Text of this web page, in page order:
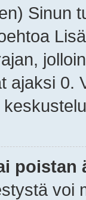
Sinun
ajaksi 0.
poistan
voi